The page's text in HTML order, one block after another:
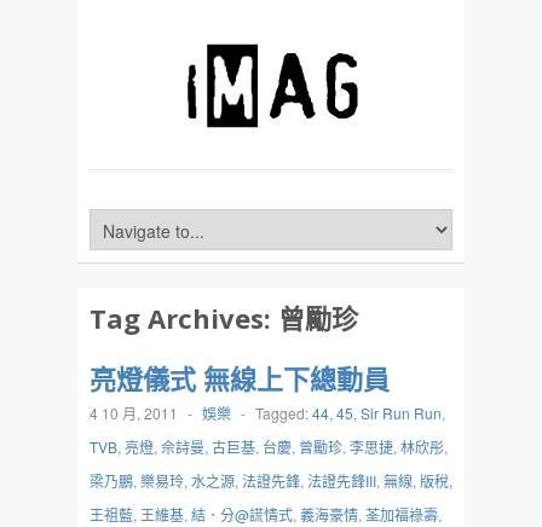
Tag Archives: 曾勵珍
亮燈儀式 無線上下總動員
4 10 月, 2011 - 娛樂 - Tagged:44, 45, Sir Run Run,
TVB, 亮燈, 佘詩曼, 古巨基, 台慶, 曾勵珍, 李思捷, 林欣彤,
梁乃鵬, 樂易玲, 水之源, 法證先鋒, 法證先鋒III, 無線, 版稅,
王祖藍, 王維基, 結．分@謊情式, 義海豪情, 荃加福祿壽,